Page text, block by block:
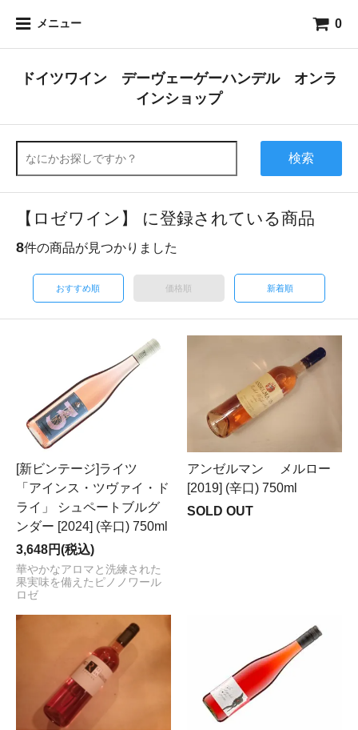
メニュー 0
ドイツワイン デーヴェーゲーハンデル オンラ
インショップ
検索
【ロゼワイン】 に登録されている商品
8件の商品が見つかりました
おすすめ順 価格順 新着順
[新ビンテージ]ライツ
「アインス・ツヴァイ・ド
ライ」 シュペートブルグ
ンダー [2024] (辛口) 750ml
3,648円(税込)
華やかなアロマと洗練された
果実味を備えたピノノワール
ロゼ
アンゼルマン メルロー
[2019] (辛口) 750ml
SOLD OUT